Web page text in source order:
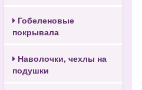
Гобеленовые
покрывала
Наволочки, чехлы на
подушки